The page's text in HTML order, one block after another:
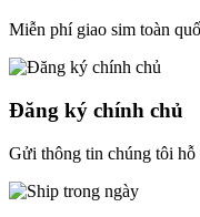
Miễn phí giao sim toàn
Đăng ký chính chủ
Gửi thông tin chúng tôi